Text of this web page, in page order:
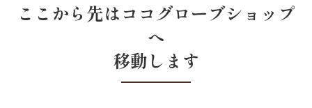
ここから先はココグローブショップ
へ
移動します